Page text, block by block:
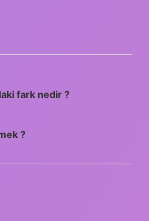
fark nedir ?
?